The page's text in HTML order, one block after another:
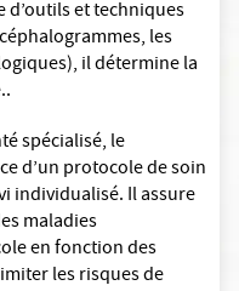
d’outils et techniques
les
il détermine la
spécialisé, le
d’un protocole de soin
individualisé. Il assure
maladies
en fonction des
les risques de